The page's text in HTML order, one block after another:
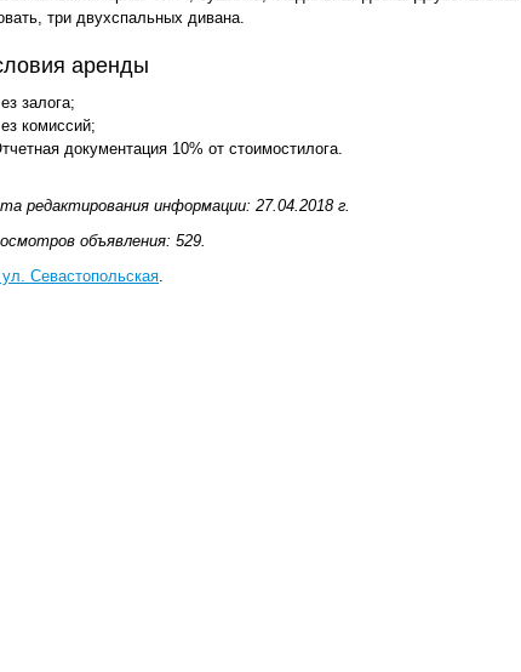
три двухспальных дивана.
аренды
залога;
комиссий;
документация 10% от стоимостилога.
редактирования информации: 27.04.2018 г.
объявления: 529.
Севастопольская.